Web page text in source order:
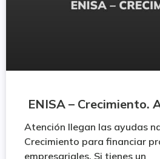
ENISA – Crecimiento.
Atención llegan las ayudas
Crecimiento para financiar
empresariales. Si tienes un